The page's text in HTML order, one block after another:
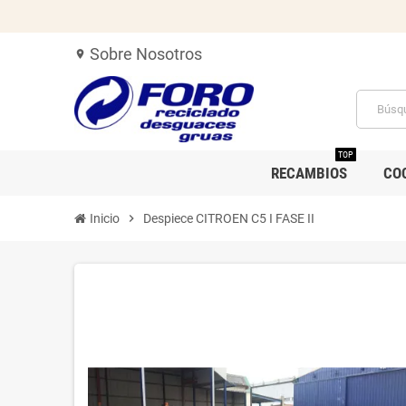
location_on Sobre Nosotros
RECAMBIOS
TOP
Inicio chevron_right Despiece CITROEN C5 I FASE II